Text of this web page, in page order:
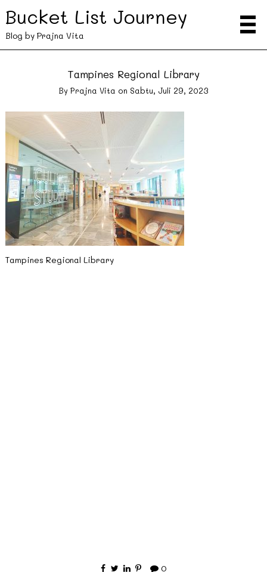
Bucket List Journey
Blog by Prajna Vita
Tampines Regional Library
By Prajna Vita on Sabtu, Juli 29, 2023
Tampines Regional Library
0